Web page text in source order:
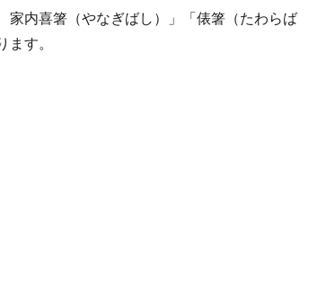
家内喜箸（やなぎばし）」「俵箸（たわらば
ます。